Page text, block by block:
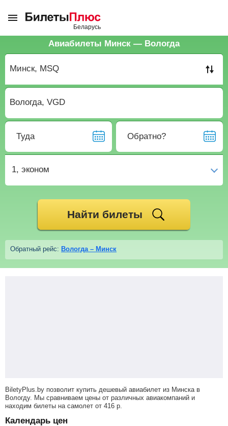
Авиабилеты Минск — Вологда
Туда Обратно?
1, эконом
Найти билеты
Обратный рейс: Вологда – Минск
BiletyPlus.by позволит купить дешевый авиабилет из Минска в
Вологду. Мы сравниваем цены от различных авиакомпаний и
находим билеты на самолет от 416 р
Календарь цен